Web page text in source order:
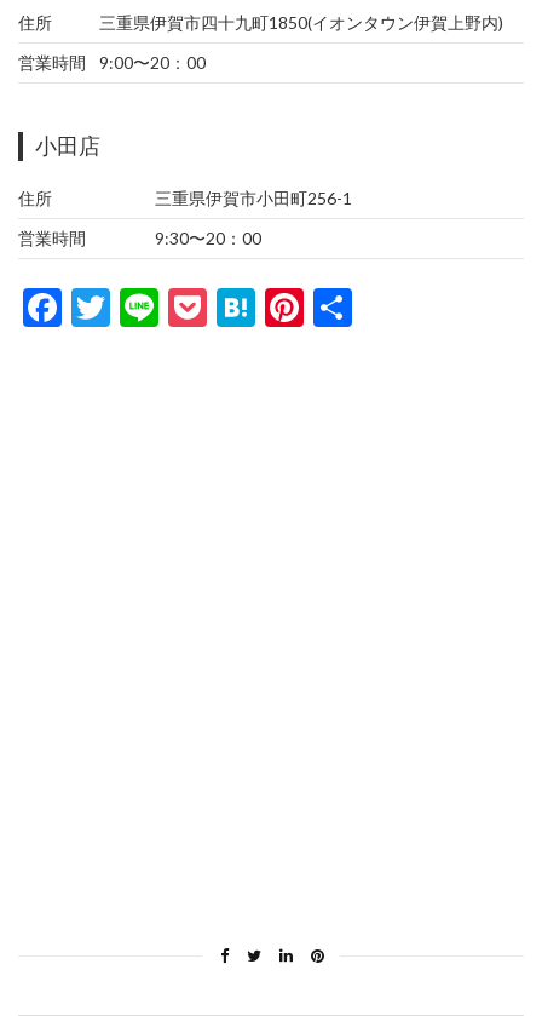
住所
三重県伊賀市四十九町1850(イオンタウン伊賀上野内)
営業時間
9:00〜20：00
小田店
住所
三重県伊賀市小田町256-1
営業時間
9:30〜20：00
Facebook
Twitter
LinePocket
HatenaPinterest